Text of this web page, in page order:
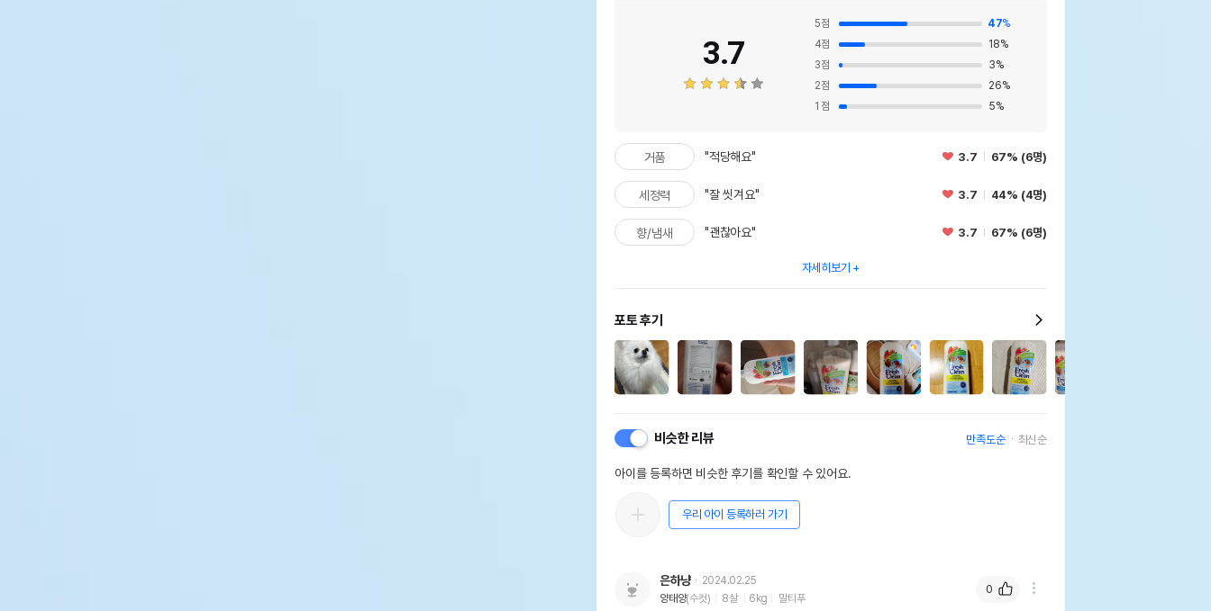
3.7
5점 47%
4점 18%
3점 3%
2점 26%
1 점 5%
거품 "적당해요" 3.7 67% (6명)
세정력 "잘 씻겨요" 3.7 44% (4명)
향/냄새 "괜찮아요" 3.7 67% (6명)
자세히보기
포토 후기
비슷한 리뷰 만족도순 최신순
아이를 등록하면 비슷한 후기를 확인할 수 있어요.
우리 아이 등록하러 가기
은하냥
2024.02.25
양태양(수컷) 8살 6kg 말티푸
0